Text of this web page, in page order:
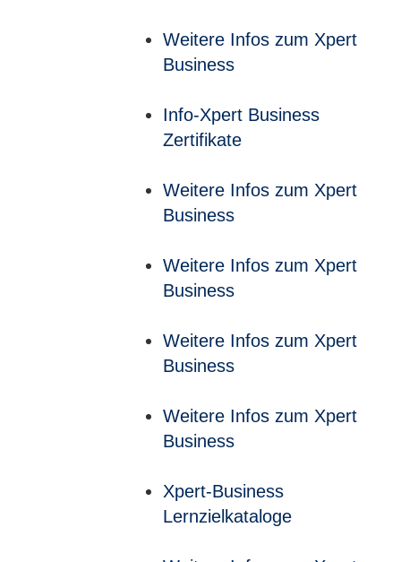
Weitere Infos zum Xpert
Business
Info-Xpert Business
Zertifikate
Weitere Infos zum Xpert
Business
Weitere Infos zum Xpert
Business
Weitere Infos zum Xpert
Business
Weitere Infos zum Xpert
Business
Xpert-Business
Lernzielkataloge